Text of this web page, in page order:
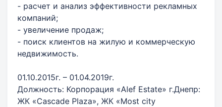
- расчет и анализ эффективности рекламных
компаний;
- увеличение продаж;
- поиск клиентов на жилую и коммерческую
недвижимость.
01.10.2015г. – 01.04.2019г.
Должность: Корпорация «Alef Estate» г.Днепр:
ЖК «Cascade Plaza», ЖК «Most city